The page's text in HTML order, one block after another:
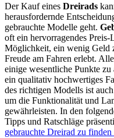
Der Kauf eines Dreirads
herausfordernde
gebrauchte Modelle geht.
oft ein hervorragendes
Möglichkeit, ein wenig Geld
Freude am Fahren erlebt.
einige wesentliche Punkte zu
ein qualitativ hochwertiges
des richtigen Modells ist
um die Funktionalität und
gewährleisten. In den
Tipps und Ratschläge
gebrauchte Dreirad zu